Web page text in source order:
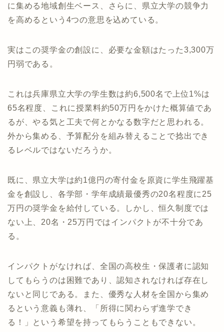
に集める地域創生ベース、さらに、県立大学の競争力
を高めるという4つの意思を込めている。
実はこの奨学金の創設に、必要な金額はたった3,300万
円弱である。
これは兵庫県立大学の学生数は約6,500名で上位1%は
65名程度、これに授業料約50万円をかけた概算値であ
るが、やる気と工夫で何とかなる数字だと思われる。
外から集める、予算配分を組み替えることで捻出でき
るレベルではないだろうか。
既に、県立大学は約1億円の寄付金を原資に学生飛躍基
金を創設し、各学部・学年成績最優秀の20名程度に25
万円の奨学金を給付している。しかし、恒久制度では
ない上、20名・25万円ではインパクトが不十分であ
る。
インパクトがなければ、全国の高校生・保護者に認知
してもらうのは困難であり、認知されなければ存在し
ないと同じである。また、優秀な人材を全国から集め
るという意義も薄れ、「所得に関わらず進学でき
る！」という希望を持ってもらうこともできない。